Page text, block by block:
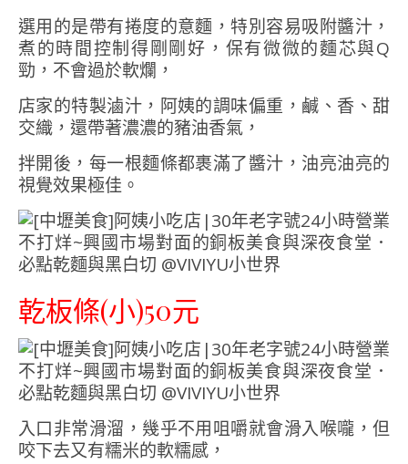
選用的是帶有捲度的意麵，特別容易吸附醬汁，
煮的時間控制得剛剛好，保有微微的麵芯與Q
勁，不會過於軟爛，
店家的特製滷汁，阿姨的調味偏重，鹹、香、甜
交織，還帶著濃濃的豬油香氣，
拌開後，每一根麵條都裹滿了醬汁，油亮油亮的
視覺效果極佳。
乾板條(小)50元
入口非常滑溜，幾乎不用咀嚼就會滑入喉嚨，但
咬下去又有糯米的軟糯感，